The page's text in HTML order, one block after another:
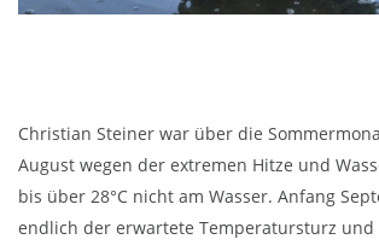
Christian Steiner war über die
August wegen der extremen Hitze und
bis über 28°C nicht am Wasser. Anfang
endlich der erwartete Temperatursturz und